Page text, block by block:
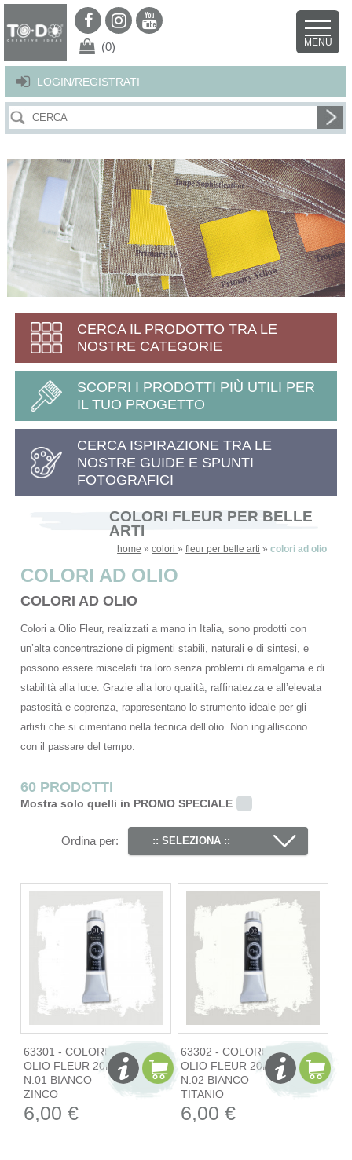
Per offrirti il miglior servizio possibile questo sito utilizza i cookies.
Continuando la navigazione nel sito autorizzi l’uso dei cookies. Per ulteriori
LOGIN/REGISTRATI
(0) MENU
CERCA IL PRODOTTO TRA LE
NOSTRE CATEGORIE
SCOPRI I PRODOTTI PIÙ UTILI PER
IL TUO PROGETTO
CERCA ISPIRAZIONE TRA LE
NOSTRE GUIDE E SPUNTI
FOTOGRAFICI
COLORI FLEUR PER BELLE
ARTI
home »colori»fleur per belle arti »colori ad olio
COLORI AD OLIO
COLORI AD OLIO
Colori a Olio Fleur, realizzati a mano in Italia, sono prodotti con
un’alta concentrazione di pigmenti stabili, naturali e di sintesi, e
possono essere miscelati tra loro senza problemi di amalgama e di
stabilità alla luce. Grazie alla loro qualità, raffinatezza e all’elevata
pastosità e coprenza, rappresentano lo strumento ideale per gli
artisti che si cimentano nella tecnica dell’olio. Non ingialliscono
con il passare del tempo.
60 PRODOTTI
Mostra solo quelli in PROMO SPECIALE
Ordina per: :: SELEZIONA ::
63301 - COLORE
OLIO FLEUR 20ML
N.01 BIANCO
ZINCO
6,00 €
63302 - COLORE
OLIO FLEUR 20ML
N.02 BIANCO
TITANIO
6,00 €